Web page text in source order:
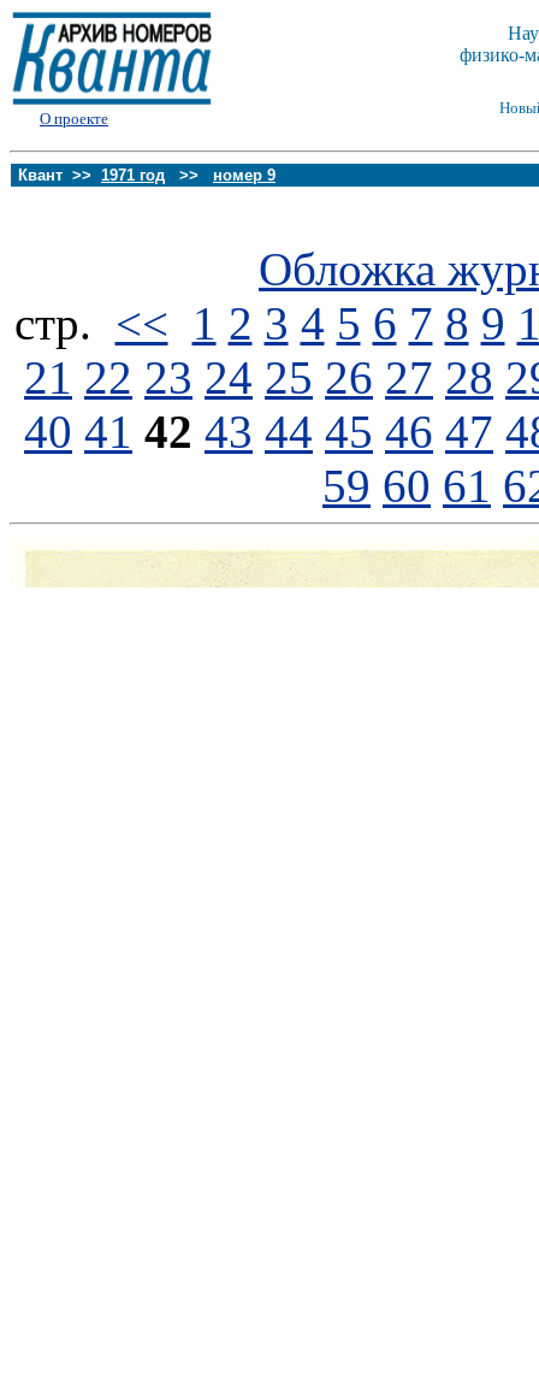
О проекте
физико-
Квант >> 1971 год >> номер 9
Обложка
стp. << 1 2 3 4 5 6 7 8 9
21 22 23 24 25 26 27 28
40 41 42 43 44 45 46 47
59 60 61